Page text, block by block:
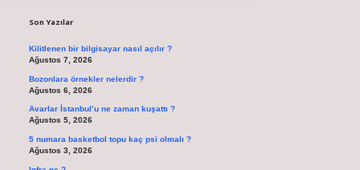
Son Yazılar
Kilitlenen bir bilgisayar nasıl açılır ?
Ağustos 7, 2026
Bozonlara örnekler nelerdir ?
Ağustos 6, 2026
Avarlar İstanbul’u ne zaman kuşattı ?
Ağustos 5, 2026
5 numara basketbol topu kaç psi olmalı ?
Ağustos 3, 2026